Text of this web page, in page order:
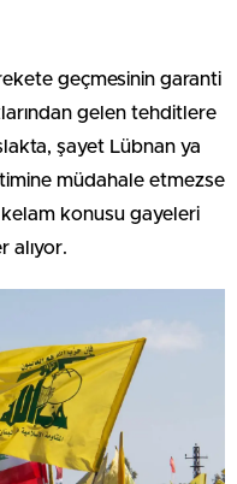
geçmesinin garanti
gelen tehditlere
şayet Lübnan ya
müdahale etmezse
kelam konusu gayeleri
alıyor.